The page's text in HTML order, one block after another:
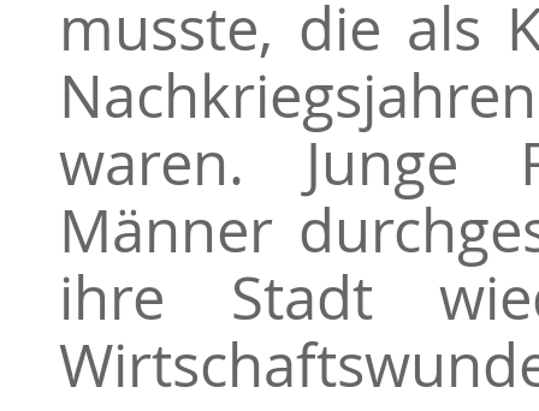
musste, die als
waren. Junge
Männer
ihre Stadt